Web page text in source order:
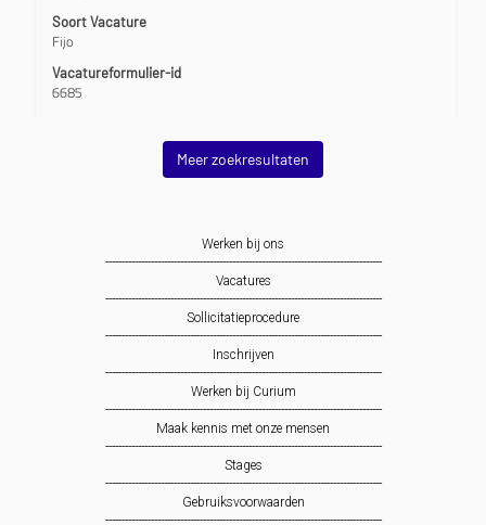
Soort Vacature
Fijo
Vacatureformulier-id
6685
de
functiegegevens
weer
te
Meer zoekresultaten
Werken bij ons
-------------------------------------------------------------------------------------
Vacatures
-------------------------------------------------------------------------------------
Sollicitatieprocedure
-------------------------------------------------------------------------------------
Inschrijven
-------------------------------------------------------------------------------------
Werken bij Curium
-------------------------------------------------------------------------------------
Maak kennis met onze mensen
-------------------------------------------------------------------------------------
Stages
-------------------------------------------------------------------------------------
Gebruiksvoorwaarden
-------------------------------------------------------------------------------------